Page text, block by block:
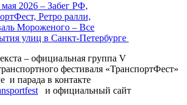
мая 2026 – Забег РФ,
Ретро ралли,
Мороженого – Все
улиц в Санкт-Петербурге
– официальная группа V
фестиваля «ТранспортФест»
и парада в контакте
и официальный сайт